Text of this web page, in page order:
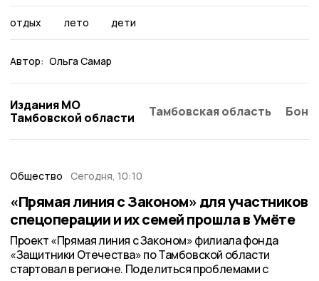
отдых лето дети
Автор: Ольга Самар
Издания МО
Тамбовской области
Тамбовская область
Общество Сегодня, 10:10
«Прямая линия с Законом» для участников
спецоперации и их семей прошла в Умёте
Проект «Прямая линия с Законом» филиала фонда
«Защитники Отечества» по Тамбовской области
стартовал в регионе. Поделиться проблемами с